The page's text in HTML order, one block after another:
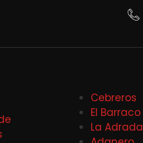
Cebreros
El Barraco
La Adrada